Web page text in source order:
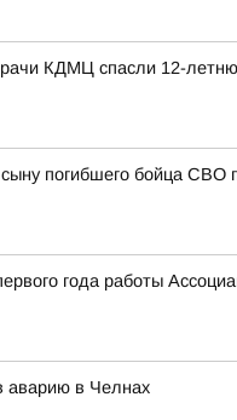
КДМЦ спасли 12-
погибшего бойца
года работы
аварию в Челнах